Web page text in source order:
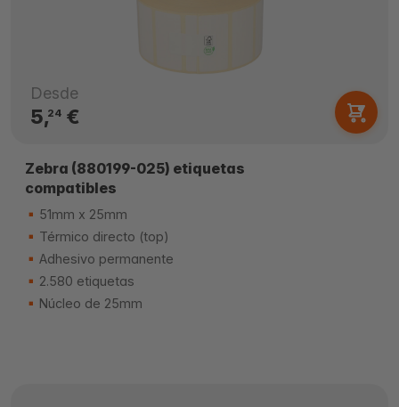
Desde
5,24€
Zebra (880199-025) etiquetas
compatibles
51mm x 25mm
Térmico directo (top)
Adhesivo permanente
2.580 etiquetas
Núcleo de 25mm